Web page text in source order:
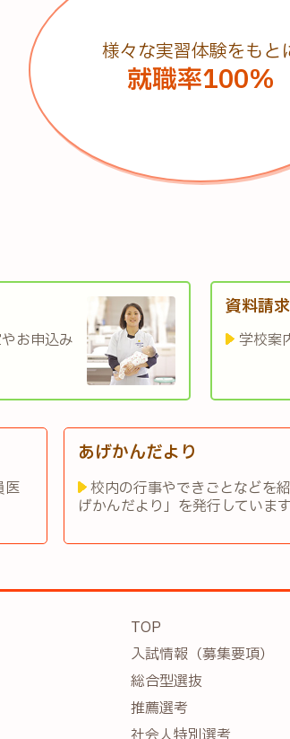
様々な実習体験をもと
就職率100%
お申込み
資料請求
学校案
医
あげかんだより
校内の行事やできごとなどを
げかんだより」を発行しています
TOP
入試情報（募集要項）
総合型選抜
推薦選考